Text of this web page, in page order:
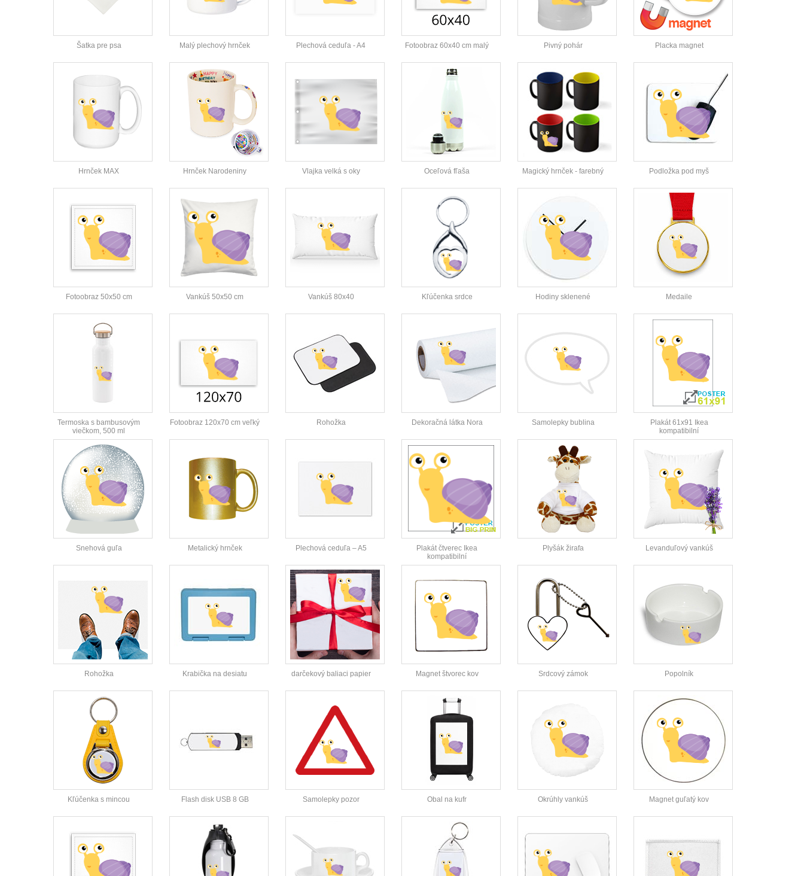
Šatka pre psa Malý plechový hrnček Plechová ceduľa - A4 Fotoobraz 60x40 cm malý Pivný pohár Placka magnet
Hrnček MAX Hrnček Narodeniny Vlajka velká s oky Oceľová fľaša Magický hrnček - farebný Podložka pod myš
Fotoobraz 50x50 cm Vankúš 50x50 cm Vankúš 80x40 Kľúčenka srdce Hodiny sklenené Medaile
Termoska s bambusovým
viečkom, 500 ml
Fotoobraz 120x70 cm veľký Rohožka Dekoračná látka Nora Samolepky bublina
Plakát 61x91 Ikea
kompatibilní
Snehová guľa Metalický hrnček Plechová ceduľa – A5
Plakát čtverec Ikea
kompatibilní
Plyšák žirafa Levanduľový vankúš
Rohožka Krabička na desiatu darčekový baliaci papier Magnet štvorec kov Srdcový zámok Popolník
Kľúčenka s mincou Flash disk USB 8 GB Samolepky pozor Obal na kufr Okrúhly vankúš Magnet guľatý kov